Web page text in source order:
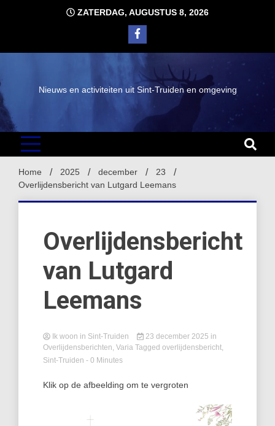
ZATERDAG, AUGUSTUS 8, 2026
Nieuws en activiteiten uit Sint-Truiden en omgeving
Home 2025 december
23
Overlijdensbericht van Lutgard Leemans
Overlijdensbericht
van Lutgard
Leemans
Ik woon in Sint-Truiden 23 december 2025 in
Overlijdensberichten, Varia Tagged overlijdensbericht,
Sint-Truiden - 0 Minutes
Klik op de afbeelding om te vergroten